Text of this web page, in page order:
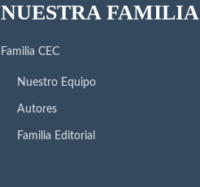
NUESTRA FAMILIA
Familia CEC
Nuestro Equipo
Autores
Familia Editorial